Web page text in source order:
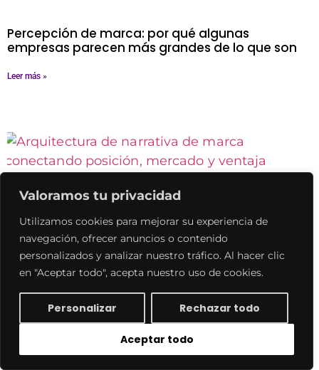
Valoramos tu privacidad
Utilizamos cookies para mejorar su experiencia de
navegación, ofrecer anuncios o contenido
personalizados y analizar nuestro tráfico. Al hacer clic
en "Aceptar todo", acepta nuestro uso de cookies.
Personalizar Rechazar todo
Aceptar todo
Percepción de marca: por qué algunas
empresas parecen más grandes de lo que son
Leer más »
Narrativa de marca: por qué el mercado no
compra historias, compra dirección